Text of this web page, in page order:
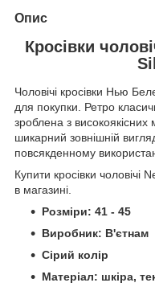
Опис
Кросівки
Чоловічі кросівки Нью
для покупки. Ретро
зроблена з високоякісних
шикарний зовнішній
повсякденному
Купити кросівки чоловічі
в магазині.
Розміри: 41 - 45
Виробник: В'єтнам
Сірий колір
Матеріал: шкіра,